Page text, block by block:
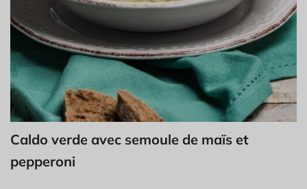
Caldo verde avec semoule de maïs et
pepperoni